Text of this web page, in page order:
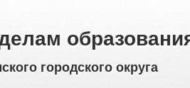
городского округа